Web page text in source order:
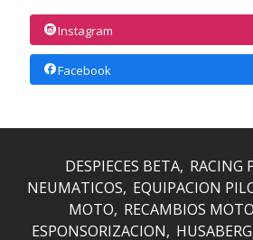
Instagram
Facebook
DESPIECES BETA RACING
NEUMATICOS EQUIPACION
MOTO RECAMBIOS MOTO
ESPONSORIZACION
HUSABERG